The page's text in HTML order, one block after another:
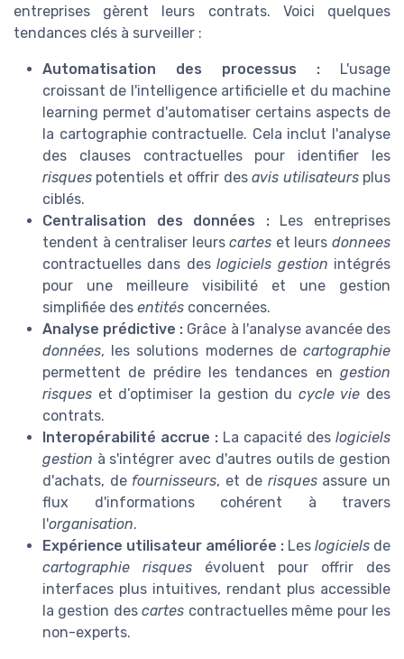
entreprises gèrent leurs contrats. Voici quelques
tendances clés à surveiller :
Automatisation des processus : L'usage
croissant de l'intelligence artificielle et du machine
learning permet d'automatiser certains aspects de
la cartographie contractuelle. Cela inclut l'analyse
des clauses contractuelles pour identifier les
risques potentiels et offrir desavis utilisateursplus
ciblés.
Centralisation des données :Les entreprises
tendent à centraliser leurscartes et leursdonnees
contractuelles dans deslogiciels gestion intégrés
pour une meilleure visibilité et une gestion
simplifiée des entités concernées.
Analyse prédictive : Grâce à l'analyse avancée des
données, les solutions modernes de cartographie
permettent de prédire les tendances en gestion
risques et d’optimiser la gestion du cycle vie des
contrats.
Interopérabilité accrue : La capacité des logiciels
gestion à s'intégrer avec d'autres outils de gestion
d'achats, de fournisseurs, et de risquesassure un
flux d'informations cohérent à travers
l'organisation.
Expérience utilisateur améliorée : Les logiciels de
cartographie risques évoluent pour offrir des
interfaces plus intuitives, rendant plus accessible
la gestion descartes contractuelles même pour les
non-experts.